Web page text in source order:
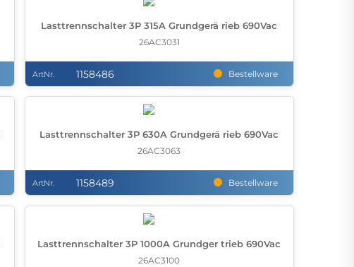
Lasttrennschalter 3P 315A Grundgerä rieb 690Vac
26AC3031
ArtNr. 1158486 Bestellware
Lasttrennschalter 3P 630A Grundgerä rieb 690Vac
26AC3063
ArtNr. 1158489 Bestellware
Lasttrennschalter 3P 1000A Grundger trieb 690Vac
26AC3100